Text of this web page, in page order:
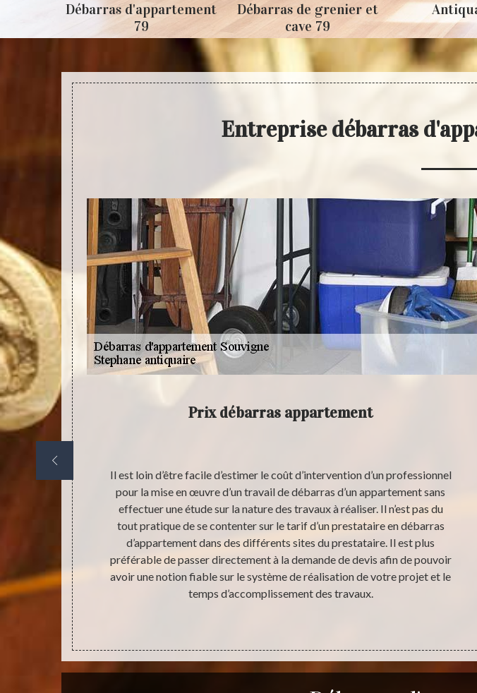
Débarras d'appartement
79
Débarras de grenier et
cave 79
Entreprise débarras
délai
ou de
Prix débarras appartement
Il est loin d’être facile d’estimer le coût d’intervention d’un professionnel
pour la mise en œuvre d’un travail de débarras d’un appartement sans
effectuer une étude sur la nature des travaux à réaliser. Il n’est pas du
tout pratique de se contenter sur le tarif d’un prestataire en débarras
d’appartement dans des différents sites du prestataire. Il est plus
préférable de passer directement à la demande de devis afin de pouvoir
avoir une notion fiable sur le système de réalisation de votre projet et le
temps d’accomplissement des travaux.